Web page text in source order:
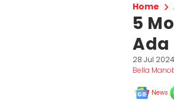
Home
5
28 Jul
Bella
News